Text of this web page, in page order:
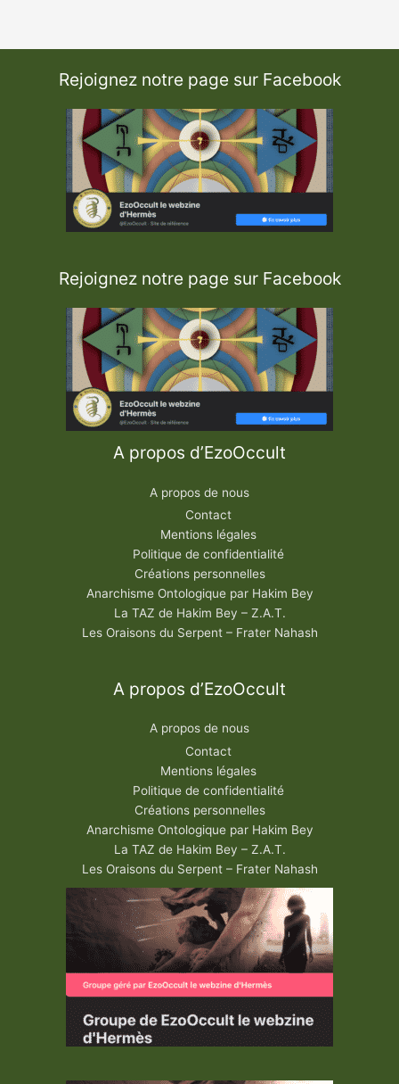
Rejoignez notre page sur Facebook
Rejoignez notre page sur Facebook
A propos d’EzoOccult
A propos de nous
Contact
Mentions légales
Politique de confidentialité
Créations personnelles
Anarchisme Ontologique par Hakim Bey
La TAZ de Hakim Bey – Z.A.T.
Les Oraisons du Serpent – Frater Nahash
A propos d’EzoOccult
A propos de nous
Contact
Mentions légales
Politique de confidentialité
Créations personnelles
Anarchisme Ontologique par Hakim Bey
La TAZ de Hakim Bey – Z.A.T.
Les Oraisons du Serpent – Frater Nahash